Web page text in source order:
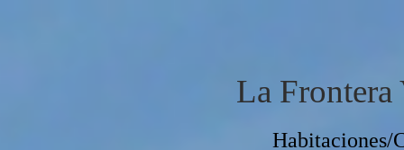
La Frontera
Habitaciones/